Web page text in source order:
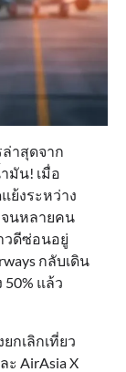
าสุดจาก
มัน! เมื่อ
ย้งระหว่าง
จนหลายคน
วดีซ่อนอยู่
กลับเดิน
แล้ว
กเลิกเที่ยว
ะ AirAsia X